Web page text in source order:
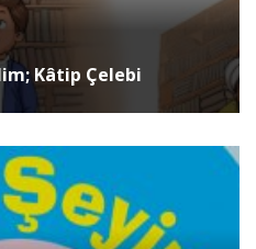
Kâtip Çelebi